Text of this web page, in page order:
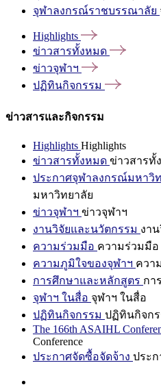
จุฬาลงกรณ์ราชบรรณาลัย
Highlights
ข่าวสารทั้งหมด
ข่าวจุฬาฯ
ปฏิทินกิจกรรม
ข่าวสารและกิจกรรม
Highlights Highlights
ข่าวสารทั้งหมด ข่าวสารทั้
ประกาศจุฬาลงกรณ์มหาวิ
มหาวิทยาลัย
ข่าวจุฬาฯ ข่าวจุฬาฯ
งานวิจัยและนวัตกรรม งา
ความร่วมมือ ความร่วมมือ
ความภูมิใจของจุฬาฯ ควา
การศึกษาและหลักสูตร กา
จุฬาฯ ในสื่อ จุฬาฯ ในสื่อ
ปฏิทินกิจกรรม ปฏิทินกิจก
The 166th ASAIHL
Conference
ประกาศจัดซื้อจัดจ้าง ประก